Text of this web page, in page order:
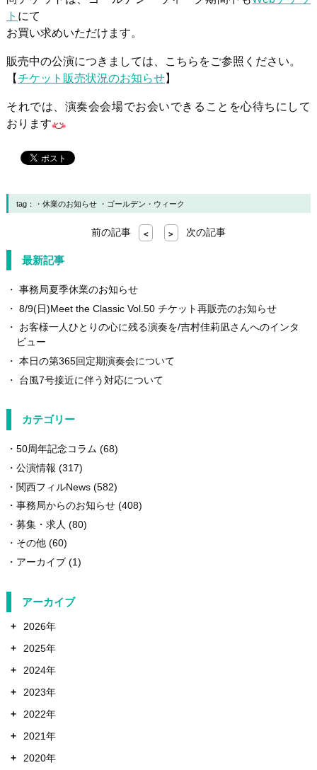
ト にて
お買い求めいただけます。
販売中の公演につきましては、こちらをご参照ください。
【チケット販売状況のお知らせ】
それでは、演奏会会場でお会いできることを心待ちにして
おります
tag： 休業のお知らせ ゴールデン・ウィーク
前の記事 < > 次の記事
最新記事
事務局夏季休業のお知らせ
8/9(日)Meet the Classic Vol.50 チケット再販売のお知らせ
お客様一人ひとりの心に残る演奏を/吉村佳莉凪さんへのインタ
ビュー
本日の第365回定期演奏会について
台風7号接近に伴う対応について
カテゴリー
50周年記念コラム (68)
公演情報 (317)
関西フィルNews(582)
事務局からのお知らせ(408)
募集・求人 (80)
その他(60)
アーカイブ(1)
アーカイブ
+
2026年
+
2025年
+
2024年
+
2023年
+
2022年
+
2021年
+
2020年